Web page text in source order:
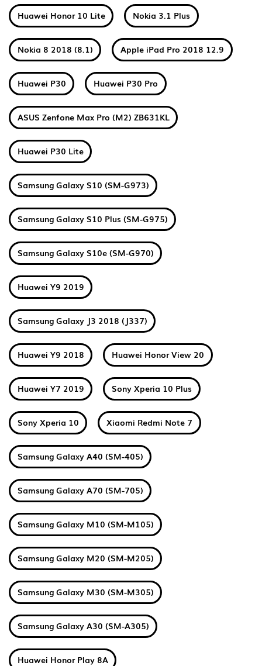
Huawei Honor 10 Lite Nokia 3.1 Plus
Nokia 8 2018 (8.1) Apple iPad Pro 2018 12.9
Huawei P30 Huawei P30 Pro
ASUS Zenfone Max Pro (M2) ZB631KL
Huawei P30 Lite
Samsung Galaxy S10 (SM-G973)
Samsung Galaxy S10 Plus (SM-G975)
Samsung Galaxy S10e (SM-G970)
Huawei Y9 2019
Samsung Galaxy J3 2018 (J337)
Huawei Y9 2018 Huawei Honor View 20
Huawei Y7 2019 Sony Xperia 10 Plus
Sony Xperia 10 Xiaomi Redmi Note 7
Samsung Galaxy A40 (SM-405)
Samsung Galaxy A70 (SM-705)
Samsung Galaxy M10 (SM-M105)
Samsung Galaxy M20 (SM-M205)
Samsung Galaxy M30 (SM-M305)
Samsung Galaxy A30 (SM-A305)
Huawei Honor Play 8A